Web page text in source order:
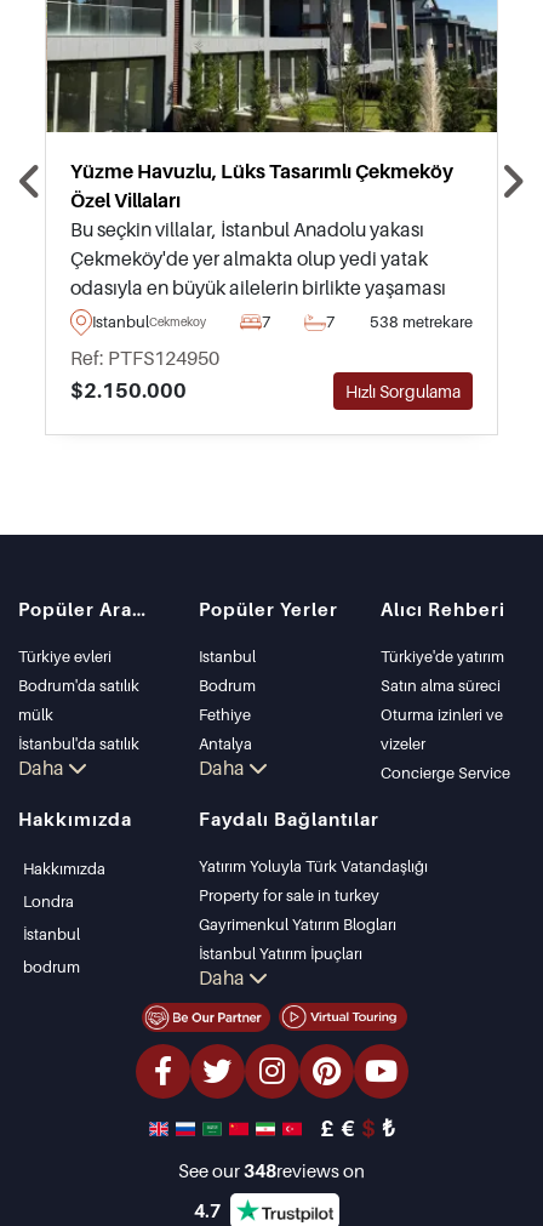
Yüzme Havuzlu, Lüks Tasarımlı Çekmeköy
Özel Villaları
Bu seçkin villalar, İstanbul Anadolu yakası
Çekmeköy'de yer almakta olup yedi yatak
odasıyla en büyük ailelerin birlikte yaşaması
için tasarlanmıştır – kendi özel bahçeleri ve
yüzme havuzlarıyla birlikte.
IstanbulCekmekoy 7 7 538 metrekare
Ref: PTFS124950
$2.150.000
Hızlı Sorgulama
Popüler Aramalar
Türkiye evleri
Bodrum'da satılık
mülk
İstanbul'da satılık
daire
Bodrum Villası
Antalya'da satılık
Daha
Popüler Yerler
Istanbul
Bodrum
Fethiye
Antalya
Kalkan
Kas
Bursa
Gocek
Side
Kemer
Dalyan
Izmir
Belek
Daha
Alıcı Rehberi
Türkiye'de yatırım
Satın alma süreci
Oturma izinleri ve
vizeler
Concierge Service
Hakkımızda
Hakkımızda
Londra
İstanbul
bodrum
Faydalı Bağlantılar
Yatırım Yoluyla Türk Vatandaşlığı
Property for sale in turkey
Gayrimenkul Yatırım Blogları
İstanbul Yatırım İpuçları
PropertyTurkey TV
İstanbul Yatırım Gayrimenkulleri
Mülkünüzü Satmak
Uygun Fiyatlı Emlaklar
Denize Sıfır Tesisler
lüks Özellikler
Daha
£ € $ ₺
See our348reviews on
4.7